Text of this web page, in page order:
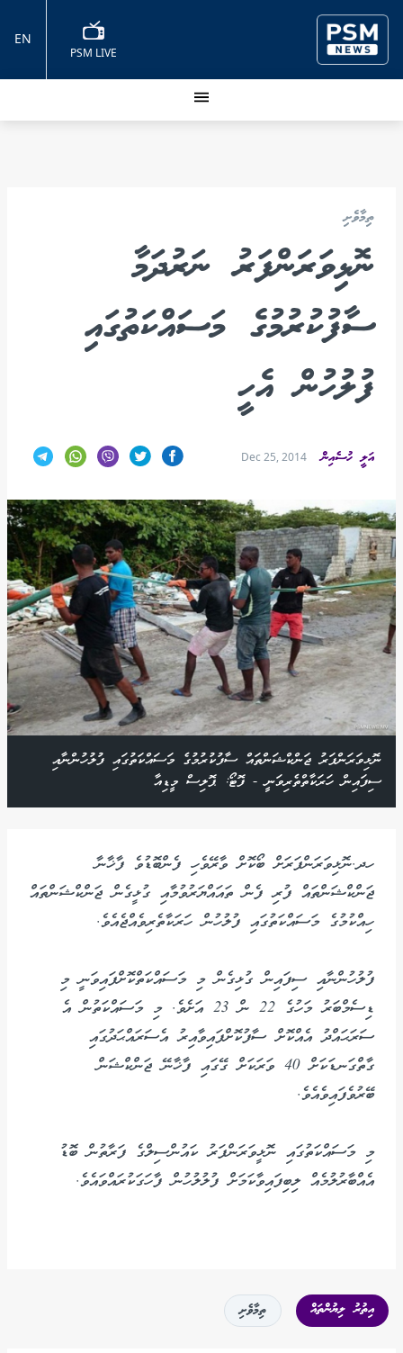
PSM LIVE
EN
ތިމާވެށި
ނޮޅިވަރަންފަރު ނަރުދަމާ
ސާފުކުރުމުގެ މަސައްކަތުގައި
ފުލުހުން އެހީ
އަލީ ހުސެއިން Dec 25, 2014
ނޮޅިވަރަންފަރު ޖަންކްޝަންތައް ސާފުކުރުމުގެ މަސައްކަތުގައި ފުލުހުންނާއި
ސިފައިން ހަރަކާތްތެރިވަނީ - ފޮޓޯ: ޕޮލިސް މީޑިއާ
ހދ.ނޮޅިވަރަންފަރަށް ބޯކޮށް ވާރޭވެހި ފެންބޮޑުވެ ފާޚާނާ
ޖަންކްޝަންތައް ފުރި ފެން ތައައްޔަރުވުމާއި ގުޅީގެން ޖަންކްޝަންތައް
ހިއްކުމުގެ މަސައްކަތުގައި ފުލުހުން ހަރަކާތެރިވެއްޖެއެވެ.
ފުލުހުންނާއި ސިފައިން ގުޅިގެން މި މަސައްކަތްކޮށްފައިވަނީ މި
ޑިސެމްބަރު މަހުގެ 22 ން 23 އަށެވެ. މި މަސައްކަތުން އެ
ސަރަޙައްދު އެއްކޮށް ސާފުކޮށްފައިވާއިރު އެސަރައްޙަދުގައި
ގާތްގަނޑަކަށް 40 ވަރަކަށް ގޭގައި ފާޚާނޭ ޖަންކްޝަން
ބޭރުވެފައިވެއެވެ.
މި މަސައްކަތުގައި ނޮޅީވަރަންފަރު ކައުންސިލްގެ ފަރާތުން ބޮޑު
އެއްބާރުލުމެއް ލިބިފައިވާކަމަށް ފުލުލުހުން ފާހަގަކުރައްވައެވެ.
އިތުރު ލިޔުންތައް ތިމާވެށި